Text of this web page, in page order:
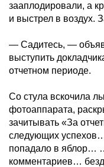
зааплодировали, а
и выстрел в воздух.
— Садитесь, —
выступить
отчетном периоде.
Со стула вскочила
фотоаппарата,
зачитывать «За
следующих
попадало в яблор…
комментариев…